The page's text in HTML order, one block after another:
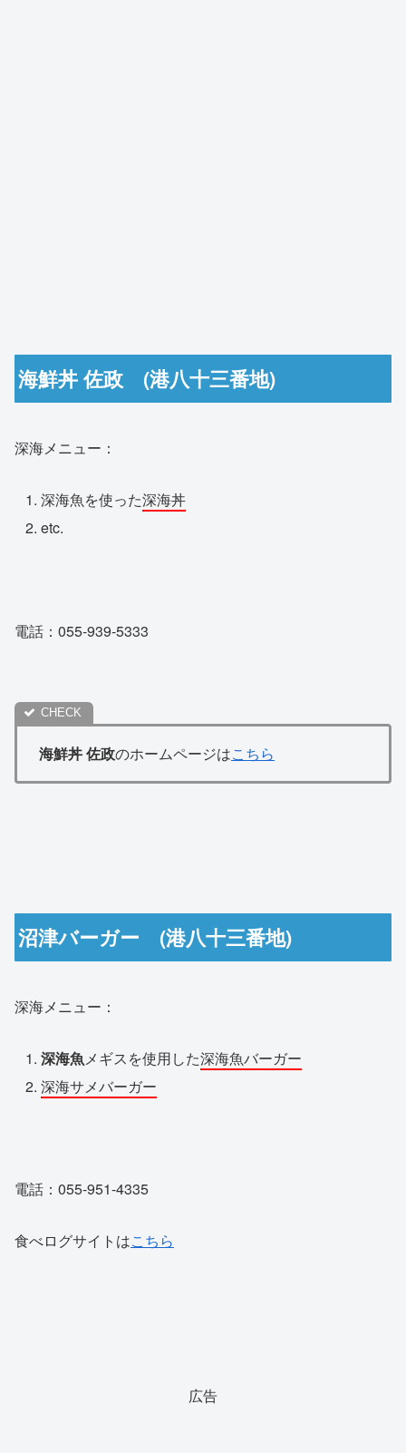
海鮮丼 佐政 (港八十三番地)
深海メニュー：
深海魚を使った深海丼
etc.
電話：055-939-5333
海鮮丼 佐政のホームページはこちら
沼津バーガー (港八十三番地)
深海メニュー：
深海魚 メギスを使用した深海魚バーガー
深海サメバーガー
電話：055-951-4335
食べログサイトはこちら
広告